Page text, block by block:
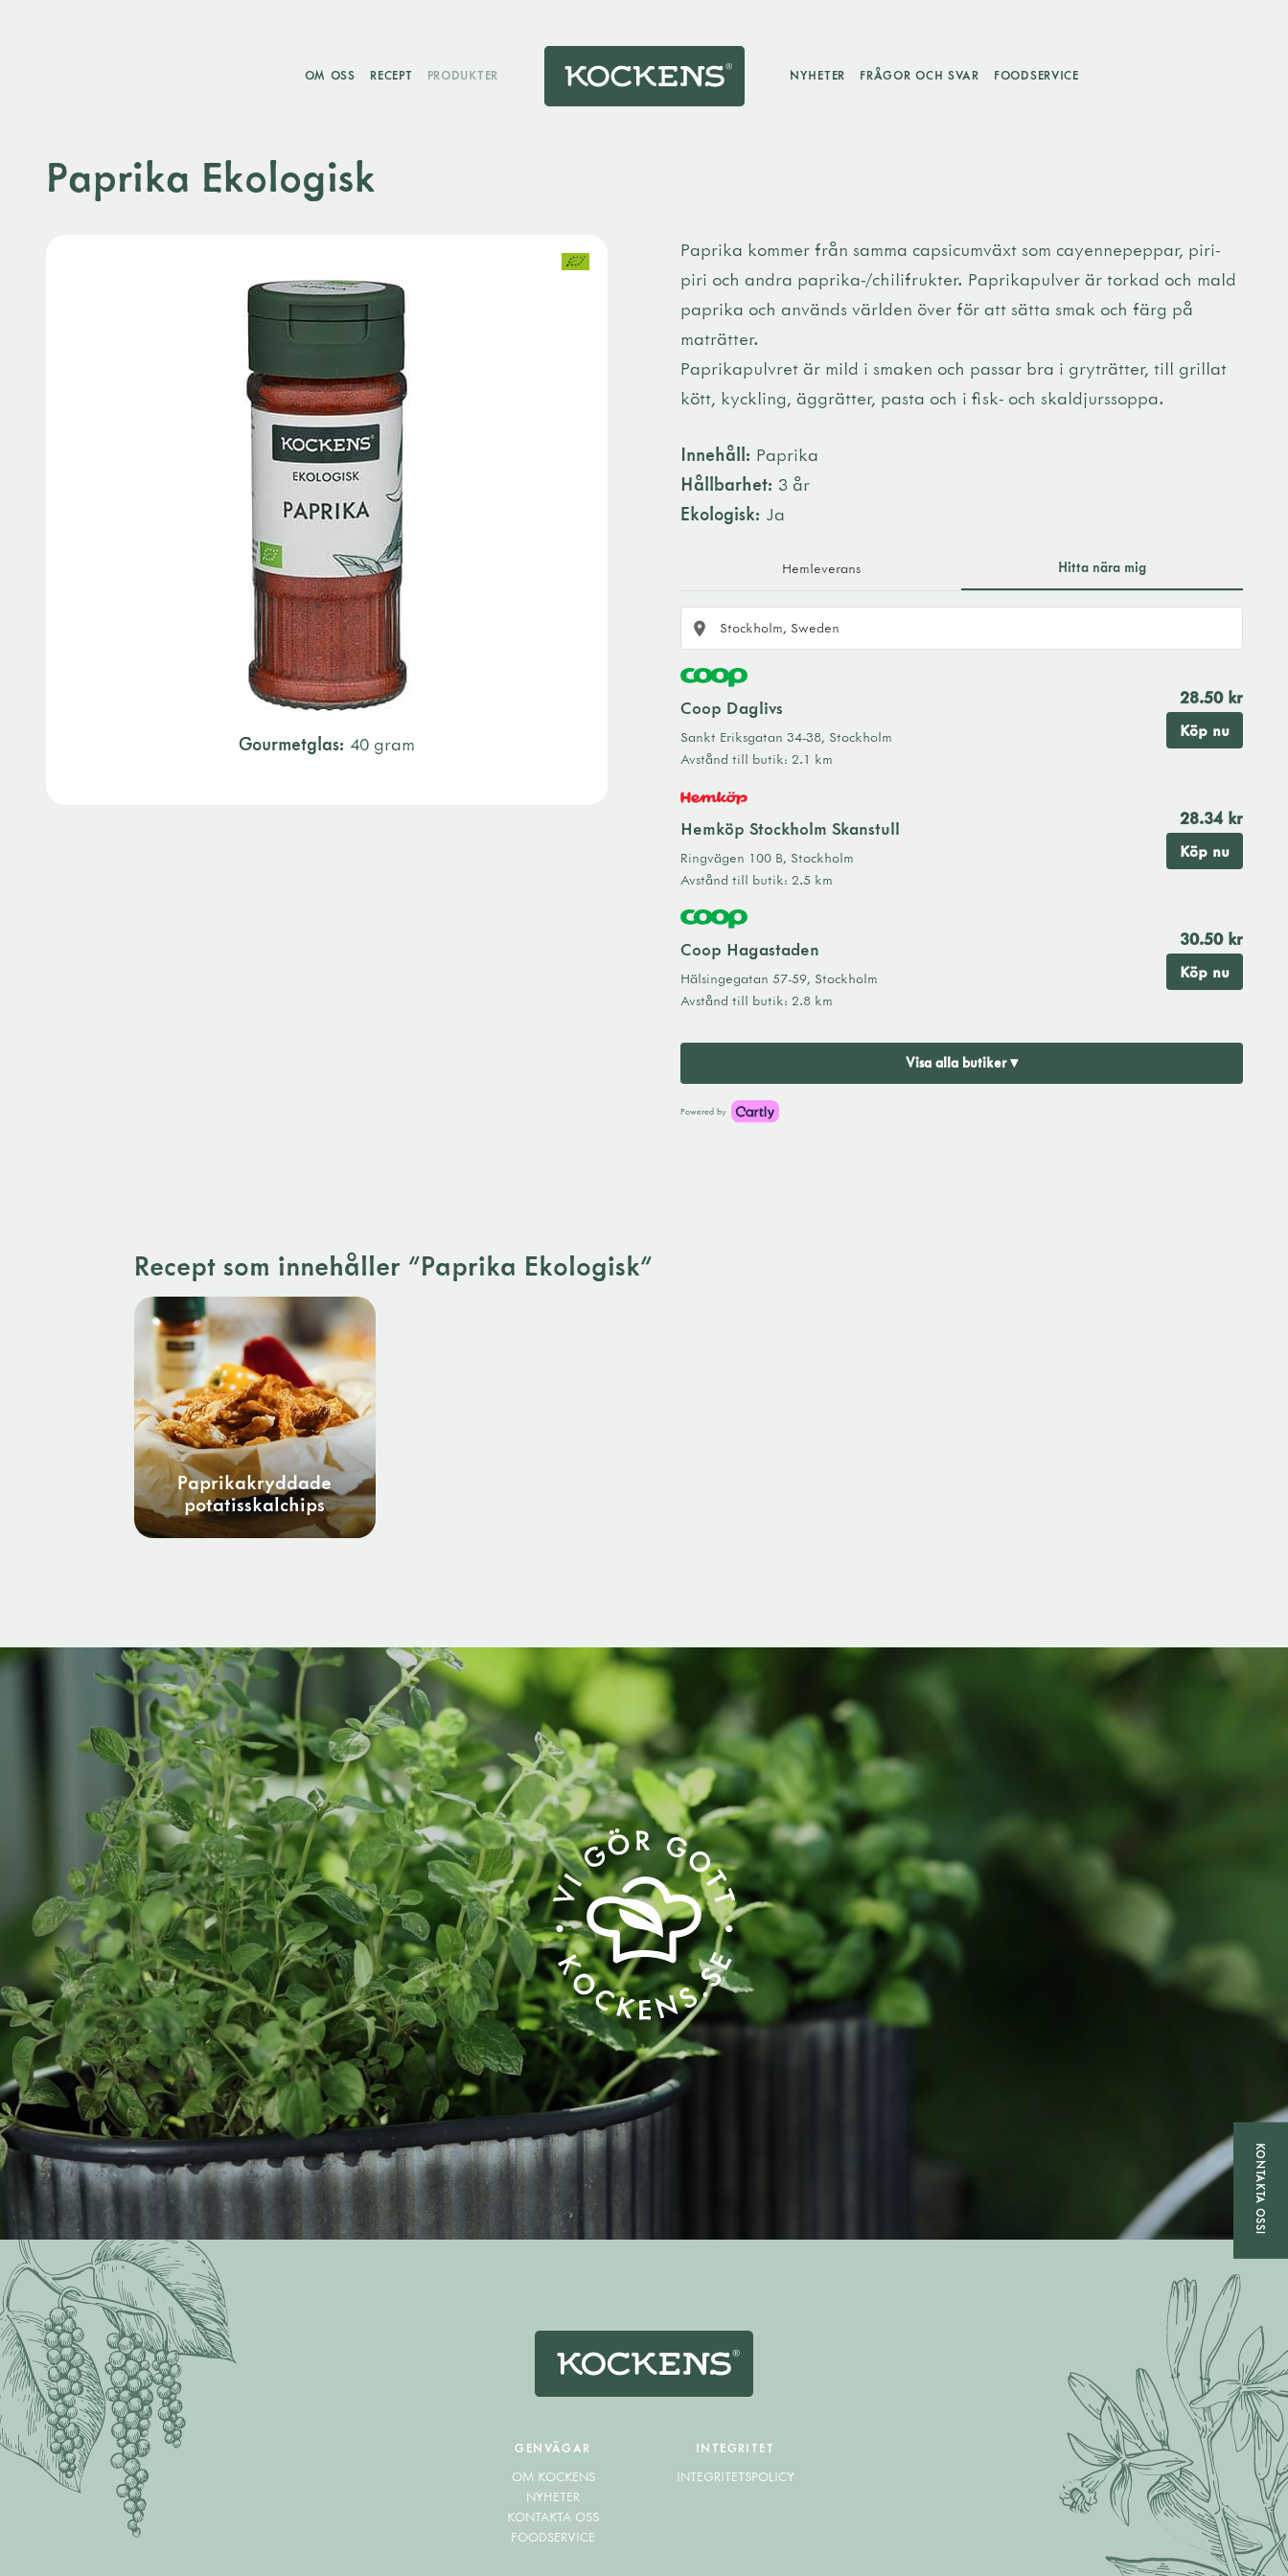
OM OSS RECEPT PRODUKTER NYHETER FRÅGOR OCH SVAR FOODSERVICE
Paprika Ekologisk
Gourmetglas: 40 gram
Paprika kommer från samma capsicumväxt som cayennepeppar, piri-
piri och andra paprika-/chilifrukter. Paprikapulver är torkad och mald
paprika och används världen över för att sätta smak och färg på
maträtter.
Paprikapulvret är mild i smaken och passar bra i gryträtter, till grillat
kött, kyckling, äggrätter, pasta och i fisk- och skaldjurssoppa.
Innehåll: Paprika
Hållbarhet: 3 år
Ekologisk: Ja
Hemleverans Hitta nära mig
Coop Daglivs
Sankt Eriksgatan 34-38, Stockholm
Avstånd till butik: 2.1 km
28.50 kr
Köp nu
Hemköp Stockholm Skanstull
Ringvägen 100 B, Stockholm
Avstånd till butik: 2.5 km
28.34 kr
Köp nu
Coop Hagastaden
Hälsingegatan 57-59, Stockholm
Avstånd till butik: 2.8 km
30.50 kr
Köp nu
Visa alla butiker ▾
Powered by
Recept som innehåller "Paprika Ekologisk"
Paprikakryddade
potatisskalchips
GENVÄGAR
OM KOCKENS
NYHETER
KONTAKTA OSS
FOODSERVICE
INTEGRITET
INTEGRITETSPOLICY
KONTAKTA OSS!